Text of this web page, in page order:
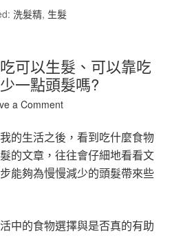
洗髮精, 生髮
可以生髮、可以靠吃
一點頭髮嗎?
a Comment
的生活之後，看到吃什麼食物
的文章，往往會仔細地看看文
能夠為慢慢減少的頭髮帶來些
中的食物選擇與是否真的有助